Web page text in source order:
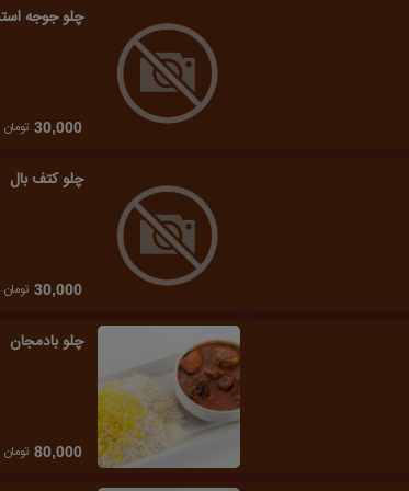
چلو جوجه
30,000 تومان
چلو کتف بال
30,000 تومان
چلو بادمجان
80,000 تومان